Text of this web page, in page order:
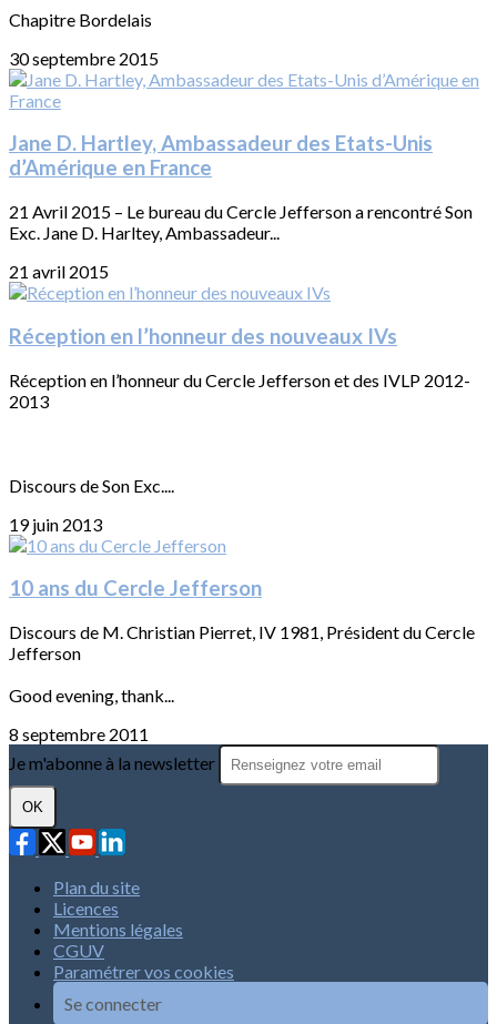
Chapitre Bordelais
30 septembre 2015
Jane D. Hartley, Ambassadeur des Etats-Unis
d’Amérique en France
21 Avril 2015 – Le bureau du Cercle Jefferson a rencontré Son
Exc. Jane D. Harltey, Ambassadeur...
21 avril 2015
Réception en l’honneur des nouveaux IVs
Réception en l’honneur du Cercle Jefferson et des IVLP 2012-
2013
Discours de Son Exc....
19 juin 2013
10 ans du Cercle Jefferson
Discours de M. Christian Pierret, IV 1981, Président du Cercle
Jefferson
Good evening, thank...
8 septembre 2011
Je m'abonne à la newsletter
OK
Plan du site
Licences
Mentions légales
CGUV
Paramétrer vos cookies
Se connecter